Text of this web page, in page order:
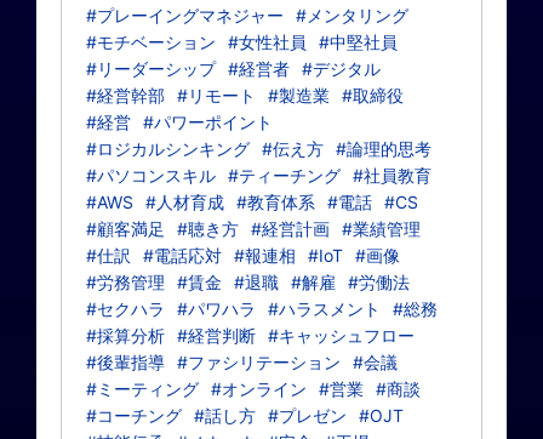
#プレーイングマネジャー
#メンタリング
#モチベーション
#女性社員
#中堅社員
#リーダーシップ #経営者 #デジタル
#経営幹部 #リモート #製造業 #取締役
#経営 #パワーポイント
#ロジカルシンキング #伝え方 #論理的思考
#パソコンスキル #ティーチング #社員教育
#AWS
#人材育成 #教育体系 #電話 #CS
#顧客満足
#聴き方 #経営計画 #業績管理
#仕訳
#電話応対 #報連相 #IoT #画像
#労務管理
#賃金 #退職 #解雇
#労働法
#セクハラ
#パワハラ #ハラスメント
#総務
#採算分析 #経営判断 #キャッシュフロー
#後輩指導 #ファシリテーション
#会議
#ミーティング #オンライン #営業 #商談
#コーチング #話し方 #プレゼン
#OJT